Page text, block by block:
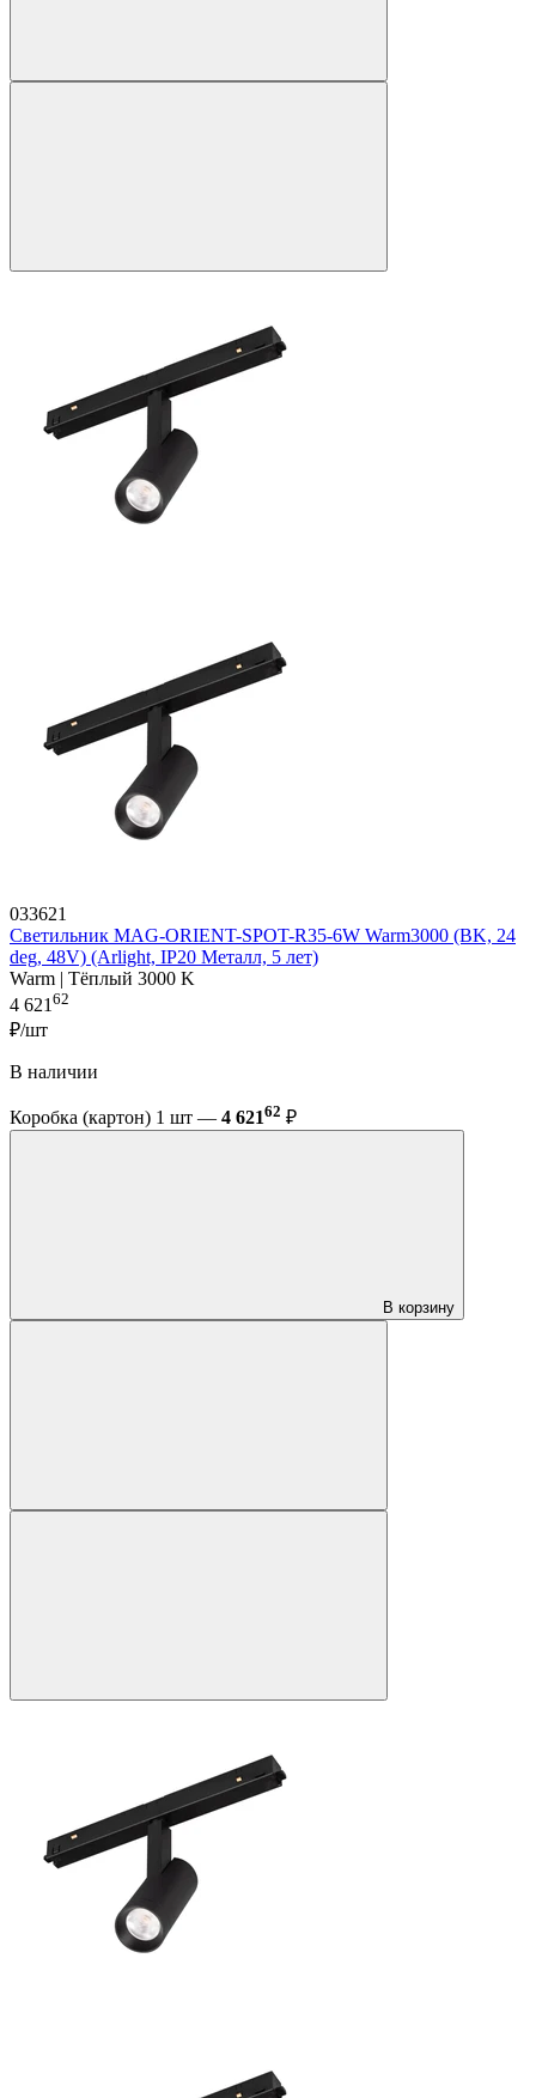
033621
Светильник MAG-ORIENT-SPOT-R35-6W Warm3000 (BK, 24
deg, 48V) (Arlight, IP20 Металл, 5 лет)
Warm | Тёплый 3000 K
4 621 62
₽/шт
В наличии
Коробка (картон) 1 шт — 4 62162 ₽
В корзину